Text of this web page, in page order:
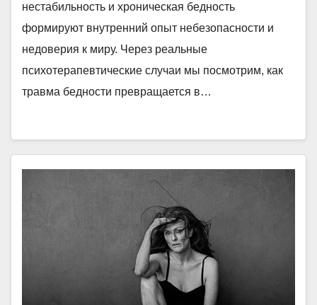
нестабильность и хроническая бедность
формируют внутренний опыт небезопасности и
недоверия к миру. Через реальные
психотерапевтические случаи мы посмотрим, как
травма бедности превращается в…